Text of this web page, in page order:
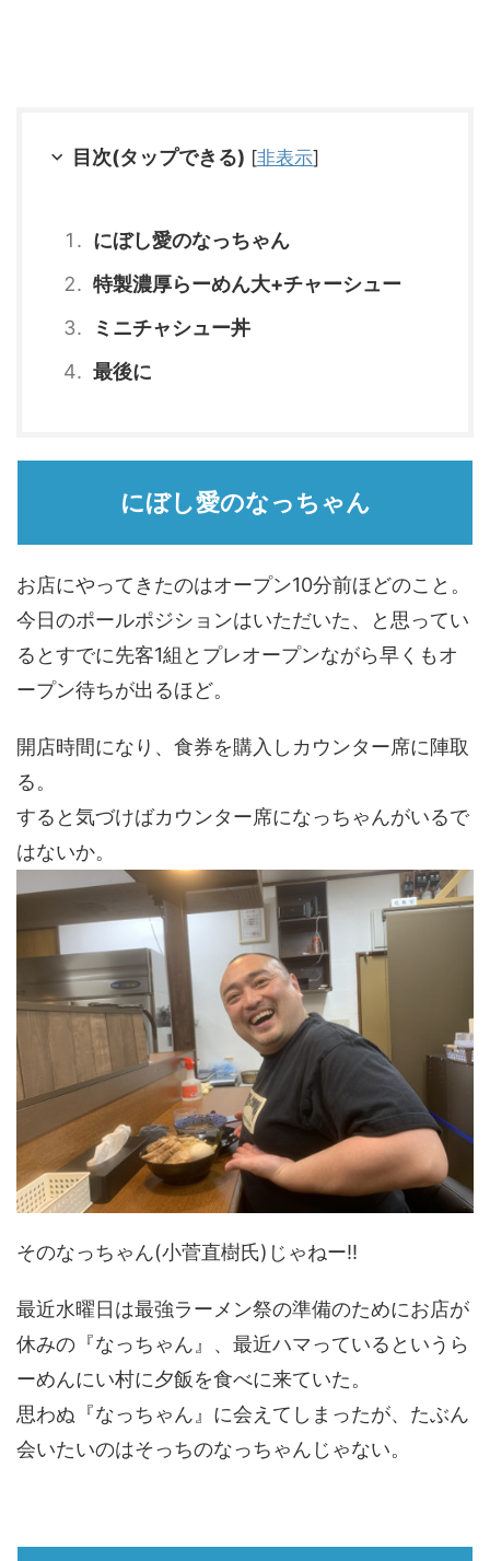
目次(タップできる) [非表示]
にぼし愛のなっちゃん
特製濃厚らーめん大+チャーシュー
ミニチャシュー丼
最後に
にぼし愛のなっちゃん
お店にやってきたのはオープン10分前ほどのこと。
今日のポールポジションはいただいた、と思ってい
るとすでに先客1組とプレオープンながら早くもオ
ープン待ちが出るほど。
開店時間になり、食券を購入しカウンター席に陣取
る。
すると気づけばカウンター席になっちゃんがいるで
はないか。
そのなっちゃん(小菅直樹氏)じゃねー!!
最近水曜日は最強ラーメン祭の準備のためにお店が
休みの『なっちゃん』、最近ハマっているというら
ーめんにい村に夕飯を食べに来ていた。
思わぬ『なっちゃん』に会えてしまったが、たぶん
会いたいのはそっちのなっちゃんじゃない。